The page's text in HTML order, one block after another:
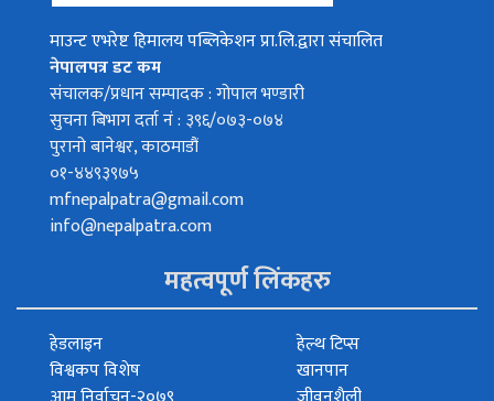
माउन्ट एभरेष्ट हिमालय पब्लिकेशन प्रा.लि.द्वारा संचालित
नेपालपत्र डट कम
संचालक/प्रधान सम्पादक : गोपाल भण्डारी
सुचना बिभाग दर्ता नं : ३९६/०७३-०७४
पुरानो बानेश्वर, काठमाडौं
०१-४४९३९७५
mfnepalpatra@gmail.com
info@nepalpatra.com
महत्वपूर्ण लिंकहरु
हेडलाइन
विश्वकप विशेष
हेल्थ टिप्स
खानपान